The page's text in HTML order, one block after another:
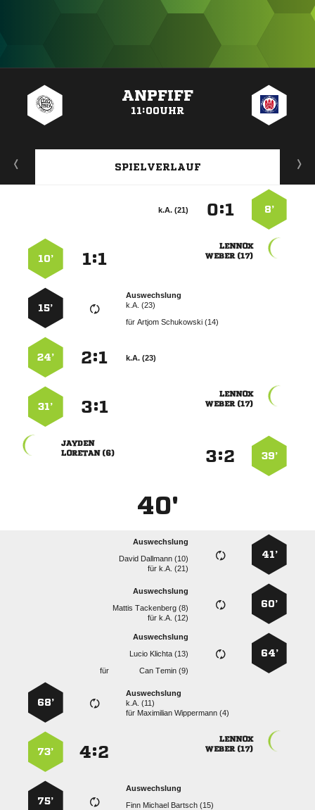
ANPFIFF
11:00UHR
SPIELVERLAUF
8’
:
k.A. (21)

 
:
10’
Auswechslung
k.A. (23)
für  
15’
k.A. (23)
:
24’

 
:
31’
39’
:

 
40'
41’
Auswechslung
  
fürk.A. (21)
60’
Auswechslung
  
fürk.A. (12)
64’
Auswechslung
  
für
  
Auswechslung
k.A. (11)
für   
68’

 
:
73’
Auswechslung
   
75’